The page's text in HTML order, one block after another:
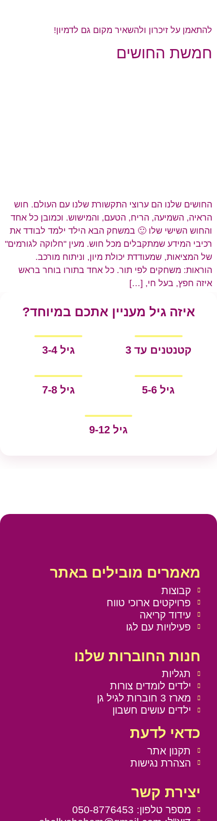
להתאמן על זיכרון ולהשאיר מקום גם לדמיון!
חמשת החושים
החושים שלנו הם ערוצי התקשורת שלנו עם העולם. חוש
הראיה, השמיעה, הריח, הטעם, והמישוש. וכמובן כל אחד
והחוש השישי שלו 🙂 במשחק הבא הילד ילמד לבודד את
רכיבי המידע שמתקבלים מכל חוש. מעין "חלוקה לגורמים"
של המציאות, שמעודדת יכולת מיון, וניתוח מורכב.
הוראות: משחקים לפי תור. כל אחד בתורו בוחר בראש
איזה חפץ, בעל חי, […]
איזה גיל מעניין אתכם במיוחד?
קטנטנים עד 3 גיל 3-4
גיל 5-6 גיל 7-8
גיל 9-12
מאמרים מובילים באתר
קבוצות
פרויקטים ארוכי טווח
עידוד קריאה
פעילויות עם לגו
חנות החוברות שלנו
תגליות
ילדים לומדים צורות
מארז 3 חוברות לגיל גן
ילדים עושים חשבון
כדאי לדעת
תקנון אתר
הצהרת נגישות
יצירת קשר
מספר טלפון: 050-8776453